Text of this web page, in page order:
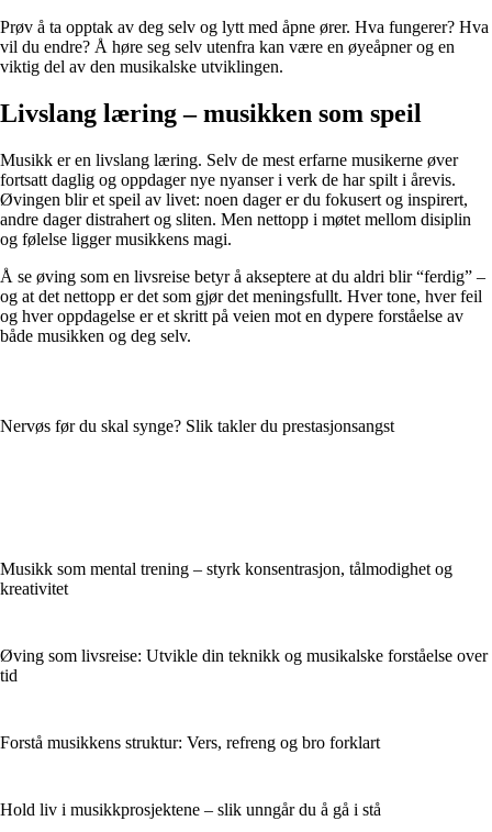
Prøv å ta opptak av deg selv og lytt med åpne ører. Hva fungerer? Hva
vil du endre? Å høre seg selv utenfra kan være en øyeåpner og en
viktig del av den musikalske utviklingen.
Livslang læring – musikken som speil
Musikk er en livslang læring. Selv de mest erfarne musikerne øver
fortsatt daglig og oppdager nye nyanser i verk de har spilt i årevis.
Øvingen blir et speil av livet: noen dager er du fokusert og inspirert,
andre dager distrahert og sliten. Men nettopp i møtet mellom disiplin
og følelse ligger musikkens magi.
Å se øving som en livsreise betyr å akseptere at du aldri blir “ferdig” –
og at det nettopp er det som gjør det meningsfullt. Hver tone, hver feil
og hver oppdagelse er et skritt på veien mot en dypere forståelse av
både musikken og deg selv.
Nervøs før du skal synge? Slik takler du prestasjonsangst
Musikk som mental trening – styrk konsentrasjon, tålmodighet og
kreativitet
Øving som livsreise: Utvikle din teknikk og musikalske forståelse over
tid
Forstå musikkens struktur: Vers, refreng og bro forklart
Hold liv i musikkprosjektene – slik unngår du å gå i stå